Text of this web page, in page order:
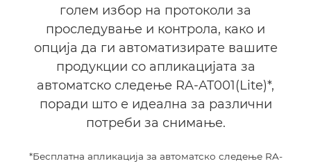
голем избор на протоколи за
проследување и контрола, како и
опција да ги автоматизирате вашите
продукции со апликацијата за
автоматско следење RA-AT001(Lite)*,
поради што е идеална за различни
потреби за снимање.
*Бесплатна апликација за автоматско следење RA-